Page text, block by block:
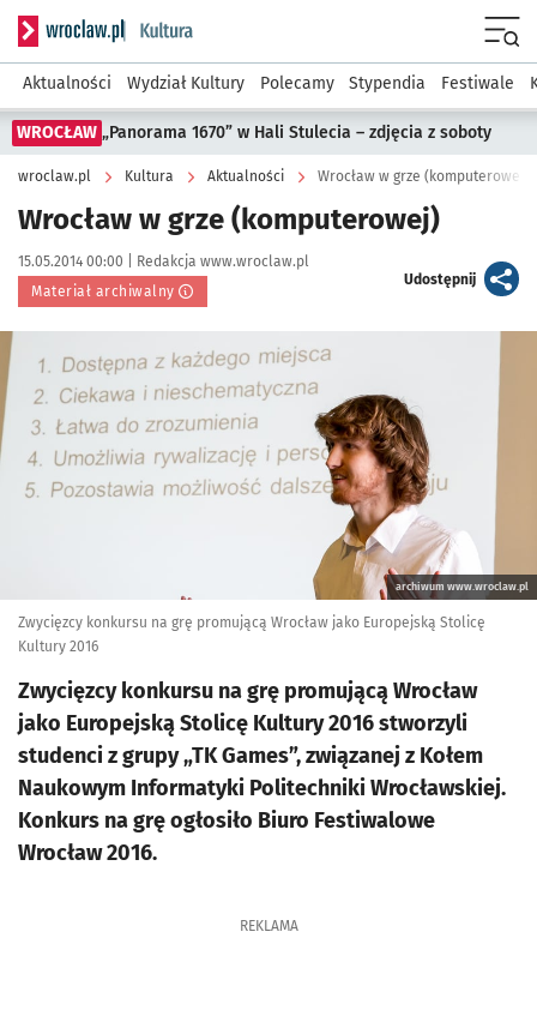
Serwis informacyjny wroclaw.pl podserwis: Kultura
Aktualności Wydział Kultury Polecamy Stypendia Festiwale
WROCŁAW „Panorama 1670” w Hali Stulecia – zdjęcia z soboty
wroclaw.pl Kultura Aktualności Wrocław w grze (komputerowej)
Wrocław w grze (komputerowej)
Data publikacji:
15.05.2014 00:00 | Autor:
Redakcja www.wroclaw.pl
Materiał archiwalny
Udostępnijartykuł
Kliknij, aby powiększyć
archiwum www.wroclaw.pl
Zwycięzcy konkursu na grę promującą Wrocław jako Europejską Stolicę
Kultury 2016
Zwycięzcy konkursu na grę promującą Wrocław
jako Europejską Stolicę Kultury 2016 stworzyli
studenci z grupy „TK Games”, związanej z Kołem
Naukowym Informatyki Politechniki Wrocławskiej.
Konkurs na grę ogłosiło Biuro Festiwalowe
Wrocław 2016.
REKLAMA